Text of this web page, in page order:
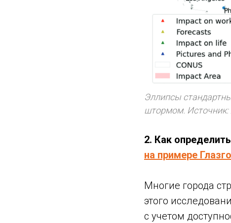
Эллипсы
штормом. Источник:
2. Как
на примере Глазго
Многие города
этого
с учетом